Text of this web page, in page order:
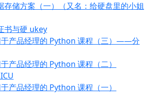
存储方案（一）（又名：给硬盘里的小姐
书与硬 ukey
于产品经理的 Python 课程（三）——分
于产品经理的 Python 课程（二）
于产品经理的 Python 课程（一）